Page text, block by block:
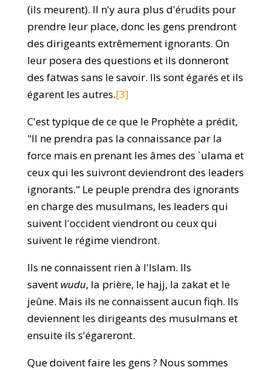
(ils meurent). Il n'y aura plus d'érudits pour
prendre leur place, donc les gens prendront
des dirigeants extrêmement ignorants. On
leur posera des questions et ils donneront
des fatwas sans le savoir. Ils sont égarés et ils
égarent les autres.[3]
C'est typique de ce que le Prophète a prédit,
"Il ne prendra pas la connaissance par la
force mais en prenant les âmes des `ulama et
ceux qui les suivront deviendront des leaders
ignorants." Le peuple prendra des ignorants
en charge des musulmans, les leaders qui
suivent l'occident viendront ou ceux qui
suivent le régime viendront.
Ils ne connaissent rien à l'Islam. Ils
savent wudu, la prière, le hajj, la zakat et le
jeûne. Mais ils ne connaissent aucun fiqh. Ils
deviennent les dirigeants des musulmans et
ensuite ils s'égareront.
Que doivent faire les gens ? Nous sommes